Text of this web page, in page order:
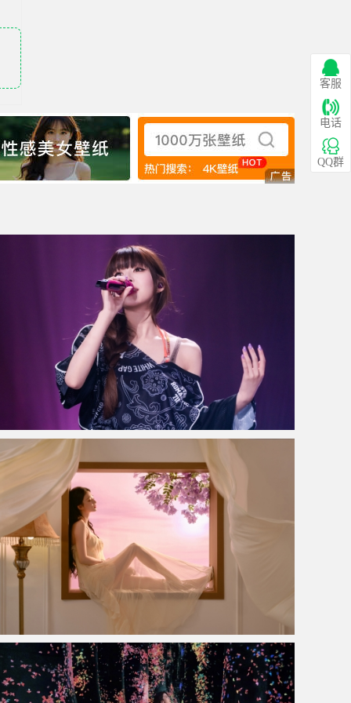
露思演唱会4K电脑壁纸3840x2160
紫色的花 王楚然4K美女壁纸3840x2880
客服
电话
QQ群